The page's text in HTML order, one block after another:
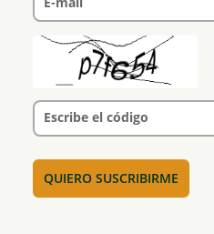
Escribe el código